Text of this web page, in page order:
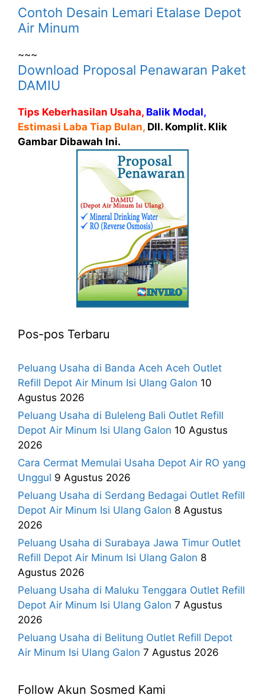
Contoh Desain Lemari Etalase Depot
Air Minum
~~~
Download Proposal Penawaran Paket
DAMIU
Tips Keberhasilan Usaha, Balik Modal,
Estimasi Laba Tiap Bulan, Dll. Komplit. Klik
Gambar Dibawah Ini.
Pos-pos Terbaru
Peluang Usaha di Banda Aceh Aceh Outlet
Refill Depot Air Minum Isi Ulang Galon 10
Agustus 2026
Peluang Usaha di Buleleng Bali Outlet Refill
Depot Air Minum Isi Ulang Galon 10 Agustus
2026
Cara Cermat Memulai Usaha Depot Air RO yang
Unggul 9 Agustus 2026
Peluang Usaha di Serdang Bedagai Outlet Refill
Depot Air Minum Isi Ulang Galon 8 Agustus
2026
Peluang Usaha di Surabaya Jawa Timur Outlet
Refill Depot Air Minum Isi Ulang Galon 8
Agustus 2026
Peluang Usaha di Maluku Tenggara Outlet Refill
Depot Air Minum Isi Ulang Galon 7 Agustus
2026
Peluang Usaha di Belitung Outlet Refill Depot
Air Minum Isi Ulang Galon 7 Agustus 2026
Follow Akun Sosmed Kami